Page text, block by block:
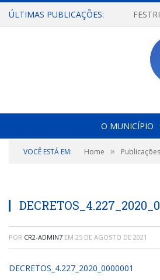
ÚLTIMAS PUBLICAÇÕES:
O MUNICÍPIO
VOCÊ ESTÁ EM: Home » Publicações
POR CR2-ADMIN7 EM 25 DE AGOSTO DE 2021
DECRETOS_4.227_2020_0000001